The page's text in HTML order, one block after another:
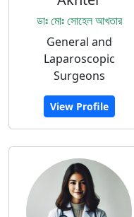
ডাঃ মোঃ সোহেল আখতার
General and
Laparoscopic
Surgeons
View Profile